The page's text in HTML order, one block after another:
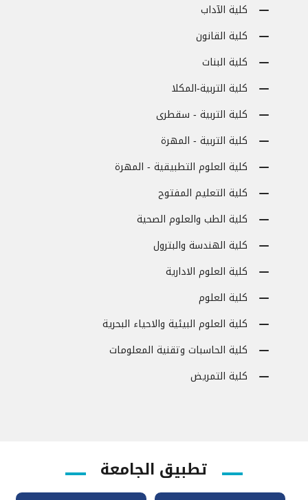
كلية الآداب
كلية القانون
كلية البنات
كلية التربية-المكلا
كلية التربية - سقطرى
كلية التربية - المهرة
كلية العلوم التطبيقية - المهرة
كلية التعليم المفتوح
كلية الطب والعلوم الصحية
كلية الهندسة والبترول
كلية العلوم الادارية
كلية العلوم
كلية العلوم البيئية والاحياء البحرية
كلية الحاسبات وتقنية المعلومات
كلية التمريض
تطبيق الجامعة